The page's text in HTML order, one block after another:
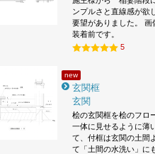
ンプルさと直線感が
要望がありました。 画
装着前です。
5
new
玄関框
玄関
桧の玄関框を桧のフロ
一体に見せるように薄
て、付框は玄関の土間
て「土間の水洗い」に